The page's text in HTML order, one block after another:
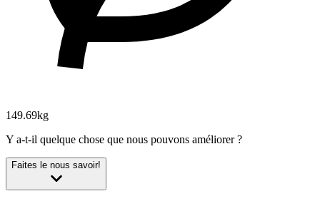
149.69kg
Y a-t-il quelque chose que nous pouvons améliorer ?
Faites le nous savoir!